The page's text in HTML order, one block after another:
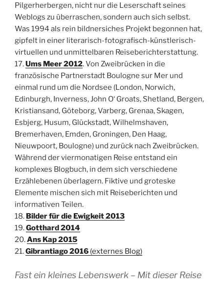
Pilgerherbergen, nicht nur die Leserschaft seines
Weblogs zu überraschen, sondern auch sich selbst.
Was 1994 als rein bildnersiches Projekt begonnen hat,
gipfelt in einer literarisch-fotografisch-künstlerisch-
virtuellen und unmittelbaren Reiseberichterstattung.
17.Ums Meer 2012. Von Zweibrücken in die
französische Partnerstadt Boulogne sur Mer und
einmal rund um die Nordsee (London, Norwich,
Edinburgh, Inverness, John O‘ Groats, Shetland, Bergen,
Kristiansand, Göteborg, Varberg, Grenaa, Skagen,
Esbjerg, Husum, Glückstadt, Wilhelmshaven,
Bremerhaven, Emden, Groningen, Den Haag,
Nieuwpoort, Boulogne) und zurück nach Zweibrücken.
Während der viermonatigen Reise entstand ein
komplexes Blogbuch, in dem sich verschiedene
Erzählebenen überlagern. Fiktive und groteske
Elemente mischen sich mit Reiseberichten und
informativen Teilen.
18. Bilder für die Ewigkeit 2013
19.Gotthard 2014
20.Ans Kap 2015
21.Gibrantiago 2016 (externes Blog)
Fast ein kleines Lebenswerk – Mit dieser Reise